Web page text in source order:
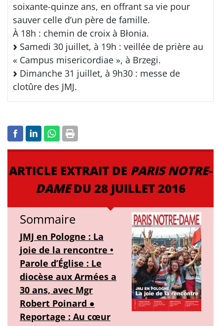
soixante-quinze ans, en offrant sa vie pour
sauver celle d’un père de famille.
À 18h : chemin de croix à Błonia.
Samedi 30 juillet, à 19h : veillée de prière au
« Campus misericordiae », à Brzegi.
Dimanche 31 juillet, à 9h30 : messe de
clotûre des JMJ.
ARTICLE EXTRAIT DE PARIS NOTRE-
DAMEDU 28 JUILLET 2016
Sommaire
JMJ en Pologne : La
joie de la rencontre •
Parole d’Église : Le
diocèse aux Armées a
30 ans, avec Mgr
Robert Poinard ●
Reportage : Au cœur